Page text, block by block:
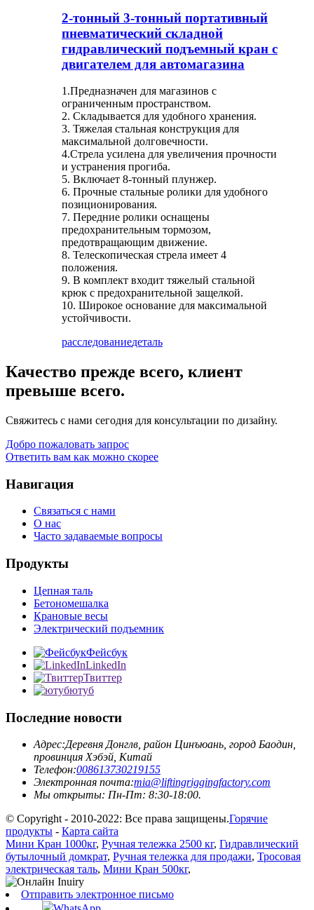
2-тонный 3-тонный портативный
пневматический складной
гидравлический подъемный кран с
двигателем для автомагазина
1.Предназначен для магазинов с
ограниченным пространством.
2. Складывается для удобного хранения.
3. Тяжелая стальная конструкция для
максимальной долговечности.
4.Стрела усилена для увеличения прочности
и устранения прогиба.
5. Включает 8-тонный плунжер.
6. Прочные стальные ролики для удобного
позиционирования.
7. Передние ролики оснащены
предохранительным тормозом,
предотвращающим движение.
8. Телескопическая стрела имеет 4
положения.
9. В комплект входит тяжелый стальной
крюк с предохранительной защелкой.
10. Широкое основание для максимальной
устойчивости.
расследованиедеталь
Качество прежде всего, клиент
превыше всего.
Свяжитесь с нами сегодня для консультации по дизайну.
Добро пожаловать запрос
Ответить вам как можно скорее
Навигация
Связаться с нами
О нас
Часто задаваемые вопросы
Продукты
Цепная таль
Бетономешалка
Крановые весы
Электрический подъемник
Фейсбук
LinkedIn
Твиттер
ютуб
Последние новости
Адрес:Деревня Донглв, район Цинъюань, город Баодин,
провинция Хэбэй, Китай
Телефон:008613730219155
Электронная почта:mia@liftingriggingfactory.com
Мы открыты: Пн-Пт: 8:30-18:00.
© Copyright - 2010-2022: Все права защищены.Горячие
продукты - Карта сайта
Мини Кран 1000кг, Ручная тележка 2500 кг, Гидравлический
бутылочный домкрат, Ручная тележка для продажи, Тросовая
электрическая таль, Мини Кран 500кг,
Отправить электронное письмо